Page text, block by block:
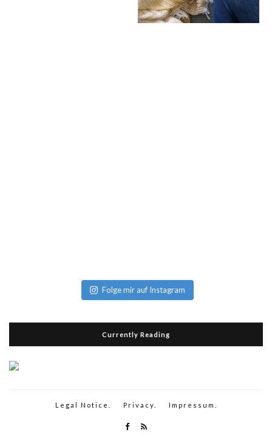
Folge mir auf Instagram
Currently Reading
Legal Notice. Privacy. Impressum.